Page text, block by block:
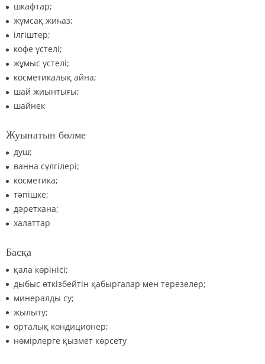
шкафтар;
жұмсақ жиһаз;
ілгіштер;
кофе үстелі;
жұмыс үстелі;
косметикалық айна;
шай жиынтығы;
шайнек
Жуынатын бөлме
душ;
ванна сүлгілері;
косметика;
тәпішке;
дәретхана;
халаттар
Басқа
қала көрінісі;
дыбыс өткізбейтін қабырғалар мен терезелер;
минералды су;
жылыту;
орталық кондиционер;
нөмірлерге қызмет көрсету